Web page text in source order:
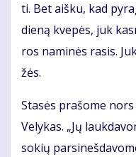
ti. Bet aiš­ku, kad
die­ną kve­pės, juk
ros na­mi­nės ra­sis.
žės.
Sta­sės pra­šo­me
Ve­ly­kas. „Jų
so­kių